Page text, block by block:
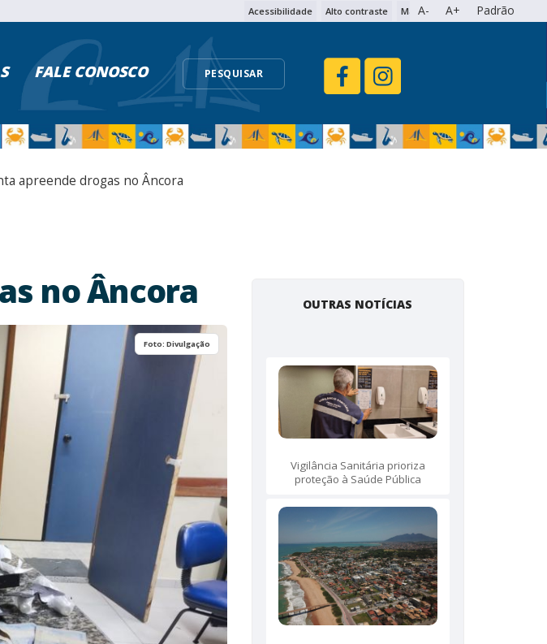
A- A+ Padrão
Acessibilidade Alto contraste Mapa do site
Turismo
Saúde
Segurança
Fazenda
Assistência
Meio Ambiente
FALE CONOSCO PESQUISAR
apreende drogas no Âncora
no Âncora
Foto: Divulgação
OUTRAS NOTÍCIAS
Vigilância Sanitária prioriza
proteção à Saúde Pública